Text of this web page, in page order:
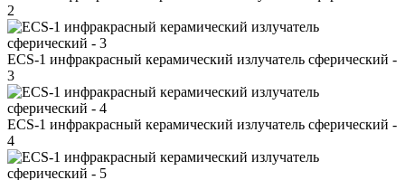
2
ECS-1 инфракрасный керамический излучатель сферический -
3
ECS-1 инфракрасный керамический излучатель сферический -
4